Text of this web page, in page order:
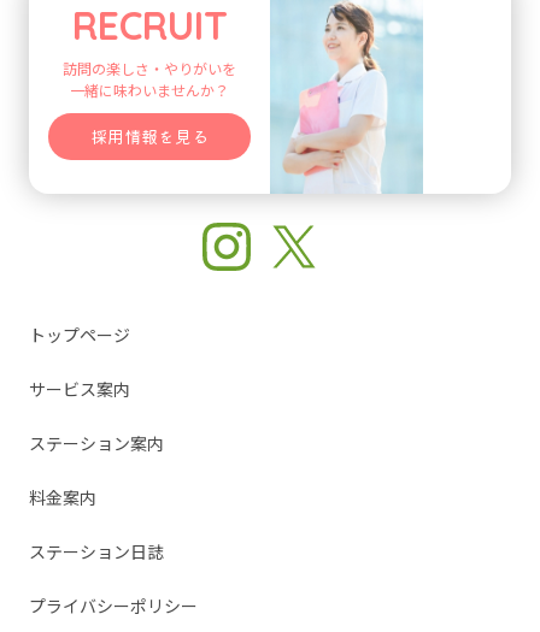
RECRUIT
訪問の楽しさ・やりがいを
一緒に味わいませんか？
採用情報を見る
トップページ
サービス案内
ステーション案内
料金案内
ステーション日誌
プライバシーポリシー